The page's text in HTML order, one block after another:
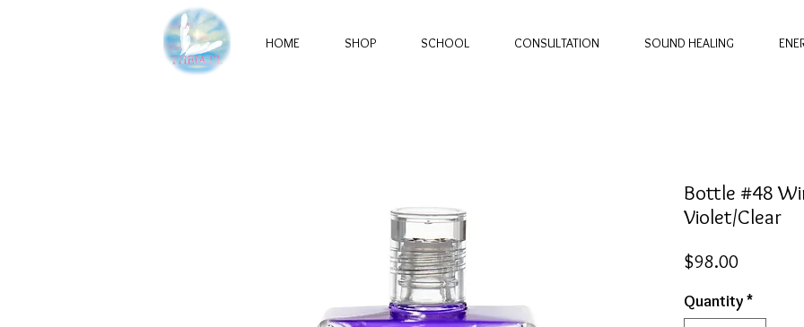
HOME SHOP SCHOOL CONSULTATION SOUND HEALING
Bottle #48
Violet/Clear
$98.00Price
Quantity*